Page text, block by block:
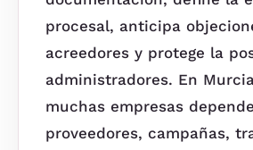
procesal, anticipa
acreedores y protege la
administradores. En
muchas empresas
proveedores, campañas,